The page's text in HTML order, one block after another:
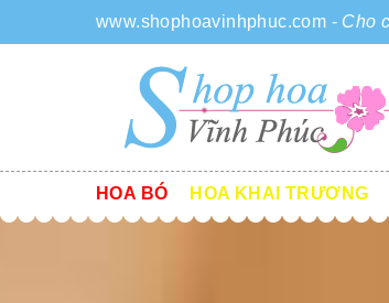
www.shophoavinhphuc.com - Cho
HOA BÓ HOA KHAI TRƯƠNG